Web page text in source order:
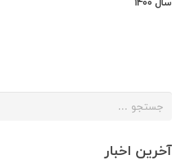
جستجو
آخرین اخبار